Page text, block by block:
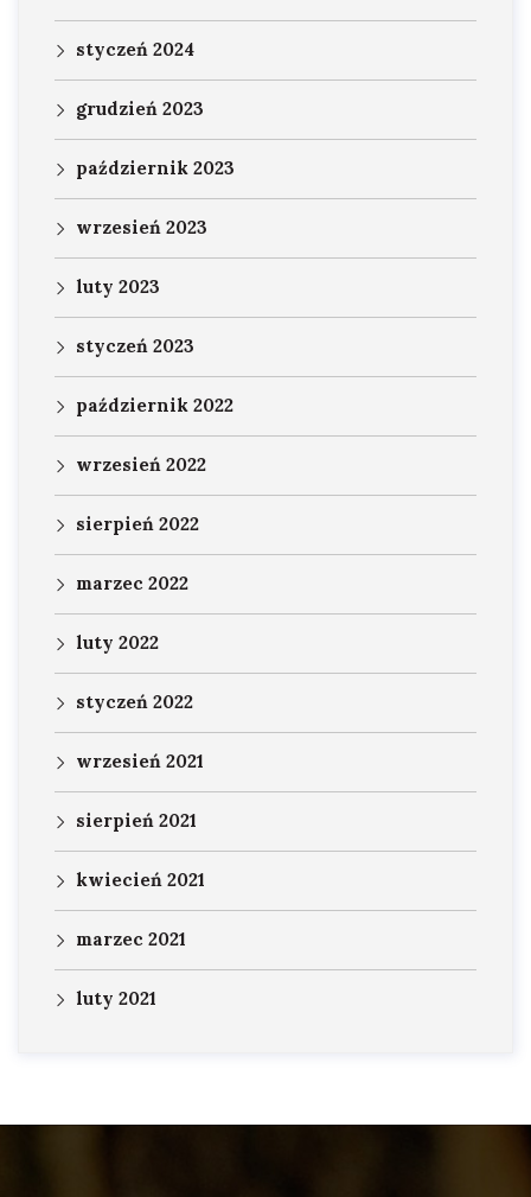
styczeń 2024
grudzień 2023
październik 2023
wrzesień 2023
luty 2023
styczeń 2023
październik 2022
wrzesień 2022
sierpień 2022
marzec 2022
luty 2022
styczeń 2022
wrzesień 2021
sierpień 2021
kwiecień 2021
marzec 2021
luty 2021